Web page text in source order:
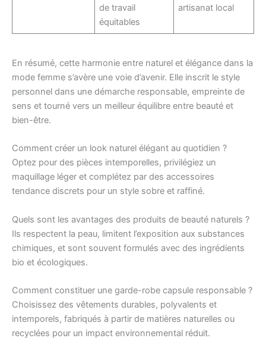
de travail
équitables
artisanat local
En résumé, cette harmonie entre naturel et élégance dans la
mode femme s’avère une voie d’avenir. Elle inscrit le style
personnel dans une démarche responsable, empreinte de
sens et tourné vers un meilleur équilibre entre beauté et
bien-être.
Comment créer un look naturel élégant au quotidien ?
Optez pour des pièces intemporelles, privilégiez un
maquillage léger et complétez par des accessoires
tendance discrets pour un style sobre et raffiné.
Quels sont les avantages des produits de beauté naturels ?
Ils respectent la peau, limitent l’exposition aux substances
chimiques, et sont souvent formulés avec des ingrédients
bio et écologiques.
Comment constituer une garde-robe capsule responsable ?
Choisissez des vêtements durables, polyvalents et
intemporels, fabriqués à partir de matières naturelles ou
recyclées pour un impact environnemental réduit.